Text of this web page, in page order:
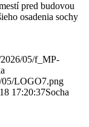
pred budovou
osadenia sochy
05/f_MP-
05/LOGO7.png
17:20:37Socha